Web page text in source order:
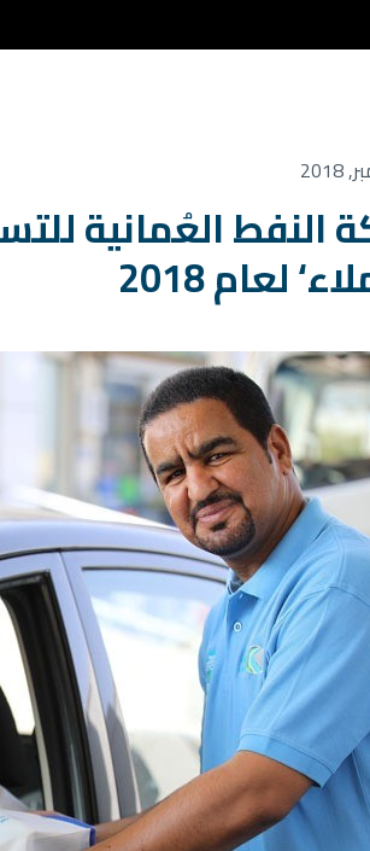
النفط العُمانية
لعام 2018